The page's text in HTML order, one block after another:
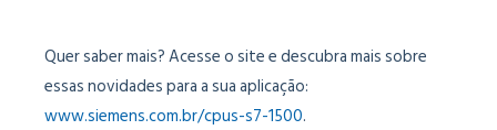
Quer saber mais? Acesse o site e descubra mais sobre
essas novidades para a sua aplicação:
www.siemens.com.br/cpus-s7-1500.